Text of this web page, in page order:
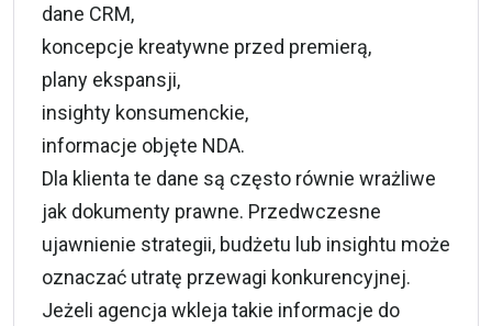
dane CRM,
koncepcje kreatywne przed premierą,
plany ekspansji,
insighty konsumenckie,
informacje objęte NDA.
Dla klienta te dane są często równie wrażliwe
jak dokumenty prawne. Przedwczesne
ujawnienie strategii, budżetu lub insightu może
oznaczać utratę przewagi konkurencyjnej.
Jeżeli agencja wkleja takie informacje do